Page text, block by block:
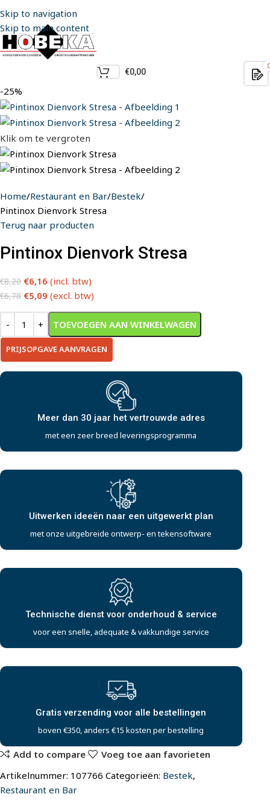
Skip to navigation
Skip to main content
0
€0,00
-25%
Klik om te vergroten
Home Restaurant en Bar Bestek
Pintinox Dienvork Stresa
Terug naar producten
Pintinox Dienvork Stresa
€8,20 €6,16 (incl. btw)
€6,78 €5,09 (excl. btw)
TOEVOEGEN AAN WINKELWAGEN
PRIJSOPGAVE AANVRAGEN
Meer dan 30 jaar het vertrouwde adres
met een zeer breed leveringsprogramma
Uitwerken ideeën naar een uitgewerkt plan
met onze uitgebreide ontwerp- en tekensoftware
Technische dienst voor onderhoud & service
voor een snelle, adequate & vakkundige service
Gratis verzending voor alle bestellingen
boven €350, anders €15 kosten per bestelling
Add to compare
Voeg toe aan favorieten
Artikelnummer: 107766 Categorieën: Bestek,
Restaurant en Bar